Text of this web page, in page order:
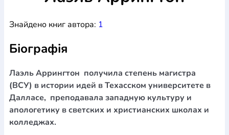
Богослов`я Шлюб і сім`я
Юдаїзм
ПеріодикаАудіо Ручки кулькові
БлокнотиЩоденники / щотижневики
Навчальні мапиШкіряні виробиМагнітиМеталеві
вироби Міні-лампи Наклейки Настільні ігриПакети
подарунковіПлакатиПластмасові виробиХустки
Подарункові карткиРозвиваючі ігри РепринтиСвічки
Фотокартини Чохли на Библії
Календарі
Знайдено книг автора: 1
Біографія
Лаэль Аррингтон получила степень магистра
(ВСУ) в истории идей в Техасском университете в
Далласе, преподавала западную культуру и
апологетику в светских и христианских школах и
колледжах.